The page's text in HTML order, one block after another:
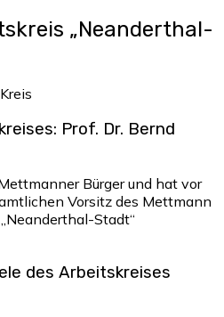
„Neanderthal-
Prof. Dr. Bernd
Bürger und hat vor
Vorsitz des Mettmann
Stadt“
des Arbeitskreises